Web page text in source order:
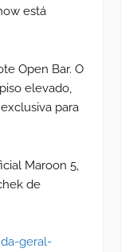
está
Open Bar. O
elevado,
para
Maroon 5,
de
geral-